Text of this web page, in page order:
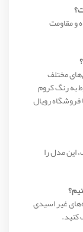
و مقاومت
مختلف
به رنگ کروم
فروشگاه رویال
این مدل را
غیر اسیدی